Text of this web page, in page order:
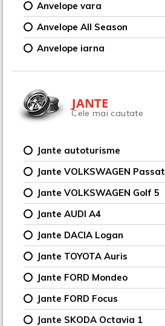
Anvelope vara
Anvelope All Season
Anvelope iarna
JANTE
Cele mai cautate
Jante autoturisme
Jante VOLKSWAGEN Passat
Jante VOLKSWAGEN Golf 5
Jante AUDI A4
Jante DACIA Logan
Jante TOYOTA Auris
Jante FORD Mondeo
Jante FORD Focus
Jante SKODA Octavia 1